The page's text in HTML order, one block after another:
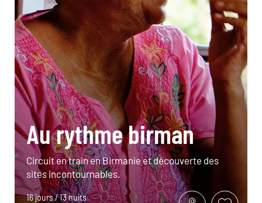
Au rythme birman
Circuit en train en Birmanie et découverte des
sites incontournables.
16 jours / 13 nuits